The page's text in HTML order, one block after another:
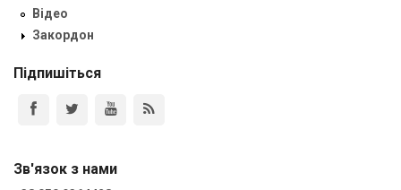
Відео
Закордон
Підпишіться
Зв'язок з нами